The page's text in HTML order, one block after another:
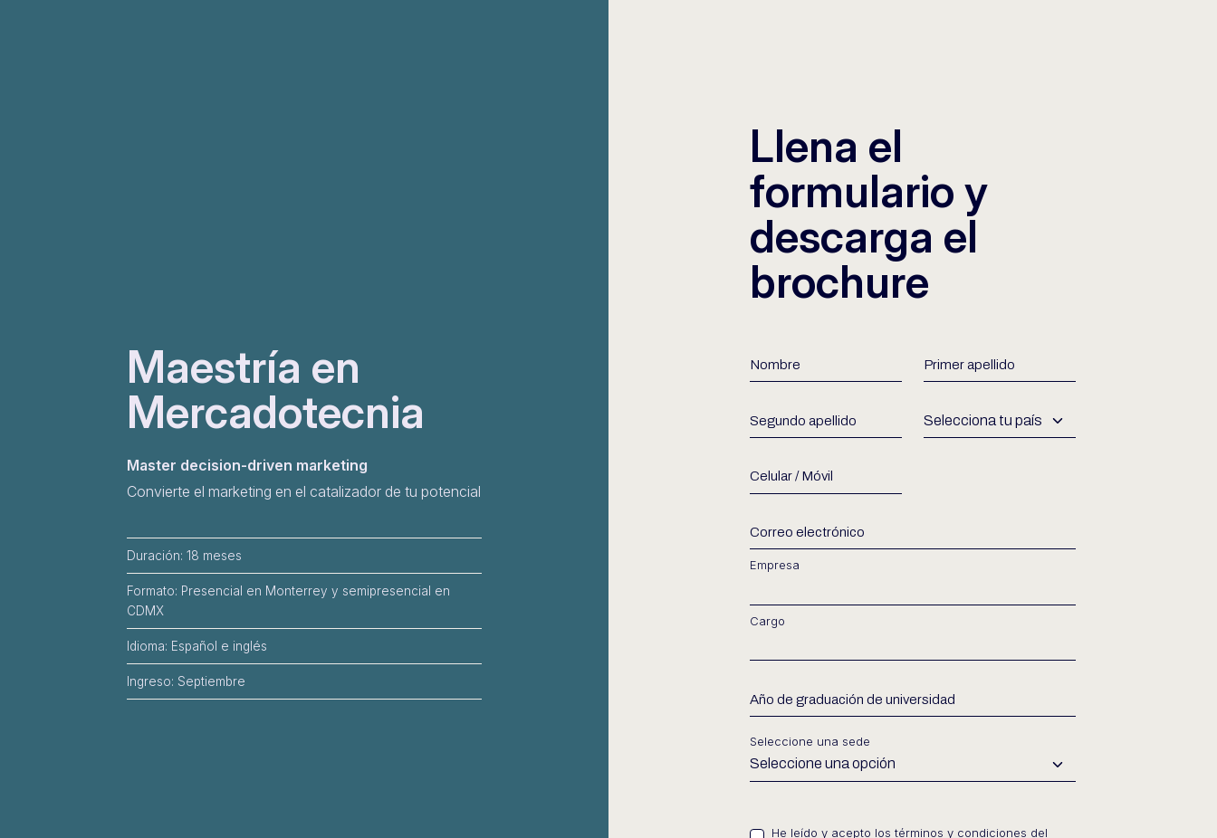
Maestría en
Mercadotecnia
Master decision-driven marketing
Convierte el marketing en el catalizador de tu potencial
Duración: 18 meses
Formato: Presencial en Monterrey y semipresencial en
CDMX
Idioma: Español e inglés
Ingreso: Septiembre
Llena el
formulario y
descarga el
brochure
Empresa
Cargo
Seleccione una sede
He leído y acepto los términos y condiciones del